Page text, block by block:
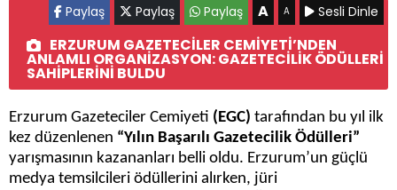
Paylaş Paylaş Paylaş A A Sesli Dinle
ERZURUM GAZETECİLER CEMİYETİ’NDEN
ANLAMLI ORGANİZASYON: GAZETECİLİK ÖDÜLLERİ
SAHİPLERİNİ BULDU
Erzurum Gazeteciler Cemiyeti (EGC) tarafından bu yıl ilk
kez düzenlenen “Yılın Başarılı Gazetecilik Ödülleri”
yarışmasının kazananları belli oldu. Erzurum’un güçlü
medya temsilcileri ödüllerini alırken, jüri